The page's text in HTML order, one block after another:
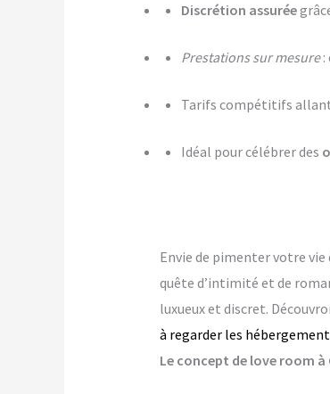
Discrétion assurée
Prestations sur mesure:
Tarifs compétitifs allant
Idéal pour célébrer des
Envie de pimenter votre vie
quête d’intimité et de
luxueux et discret.
à regarder les
Le concept de love room